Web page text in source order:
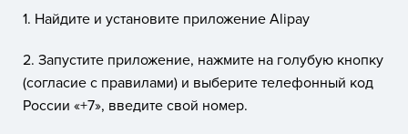
1. Найдите и установите приложение Alipay
2. Запустите приложение, нажмите на голубую кнопку
(согласие с правилами) и выберите телефонный код
России «+7», введите свой номер.